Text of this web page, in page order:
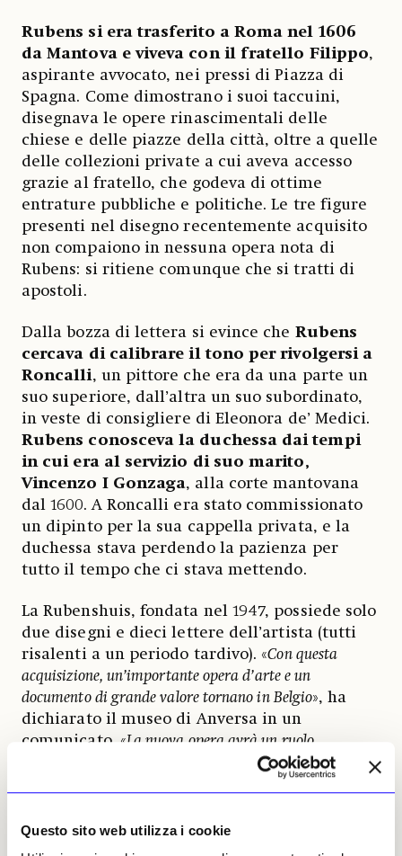
Questo sito web utilizza i cookie
Rubens si era trasferito a Roma nel 1606
da Mantova e viveva con il fratello Filippo,
aspirante avvocato, nei pressi di Piazza di
Spagna. Come dimostrano i suoi taccuini,
disegnava le opere rinascimentali delle
chiese e delle piazze della città, oltre a quelle
delle collezioni private a cui aveva accesso
grazie al fratello, che godeva di ottime
entrature pubbliche e politiche. Le tre figure
presenti nel disegno recentemente acquisito
non compaiono in nessuna opera nota di
Rubens: si ritiene comunque che si tratti di
apostoli.
Dalla bozza di lettera si evince che Rubens
cercava di calibrare il tono per rivolgersi a
Roncalli, un pittore che era da una parte un
suo superiore, dall’altra un suo subordinato,
in veste di consigliere di Eleonora de’ Medici.
Rubens conosceva la duchessa dai tempi
in cui era al servizio di suo marito,
Vincenzo I Gonzaga, alla corte mantovana
dal 1600. A Roncalli era stato commissionato
un dipinto per la sua cappella privata, e la
duchessa stava perdendo la pazienza per
tutto il tempo che ci stava mettendo.
La Rubenshuis, fondata nel 1947, possiede solo
due disegni e dieci lettere dell’artista (tutti
risalenti a un periodo tardivo). «Con questa
acquisizione, un’importante opera d’arte e un
documento di grande valore tornano in Belgio», ha
dichiarato il museo di Anversa in un
comunicato. «La nuova opera avrà un ruolo
fondamentale nell’approfondire la nostra conoscenza
della produzione artistica giovanile di Rubens e della sua